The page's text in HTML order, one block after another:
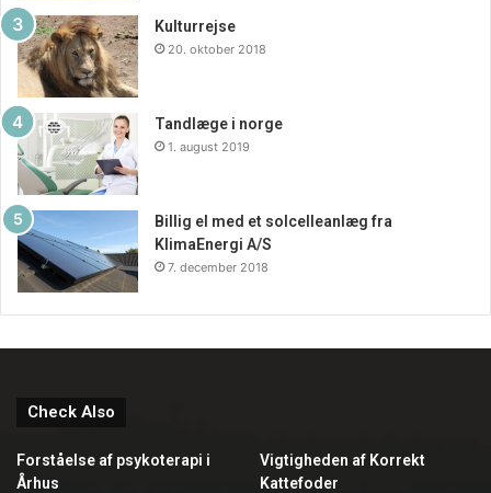
Kulturrejse
20. oktober 2018
Tandlæge i norge
1. august 2019
Billig el med et solcelleanlæg fra
KlimaEnergi A/S
7. december 2018
Check Also
Forståelse af psykoterapi i
Århus
Vigtigheden af Korrekt
Kattefoder